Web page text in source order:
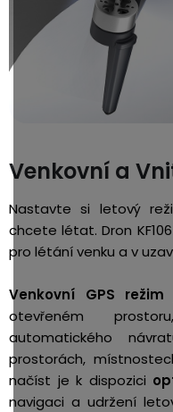
Venkovní a
Nastavte si letový
chcete létat. Dron
pro létání venku a v
Venkovní GPS režim
otevřeném
automatického
prostorách,
načíst je k dispozici
navigaci a udržení